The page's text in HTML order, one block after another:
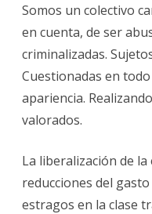
Somos un colectivo
en cuenta, de ser
criminalizadas.
Cuestionadas en
apariencia.
valorados.
La liberalización de
reducciones del
estragos en la clase